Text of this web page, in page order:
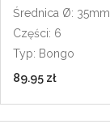
Średnica Ø: 35mm
Części: 6
Typ: Bongo
89.95 zł